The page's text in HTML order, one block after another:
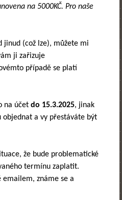
na 5000KČ. Pro naše
jinud (což lze), můžete mi
ji zařizuje
případě se platí
na účet do 15.3.2025, jinak
objednat a vy přestáváte být
že bude problematické
termínu zaplatit.
známe se a